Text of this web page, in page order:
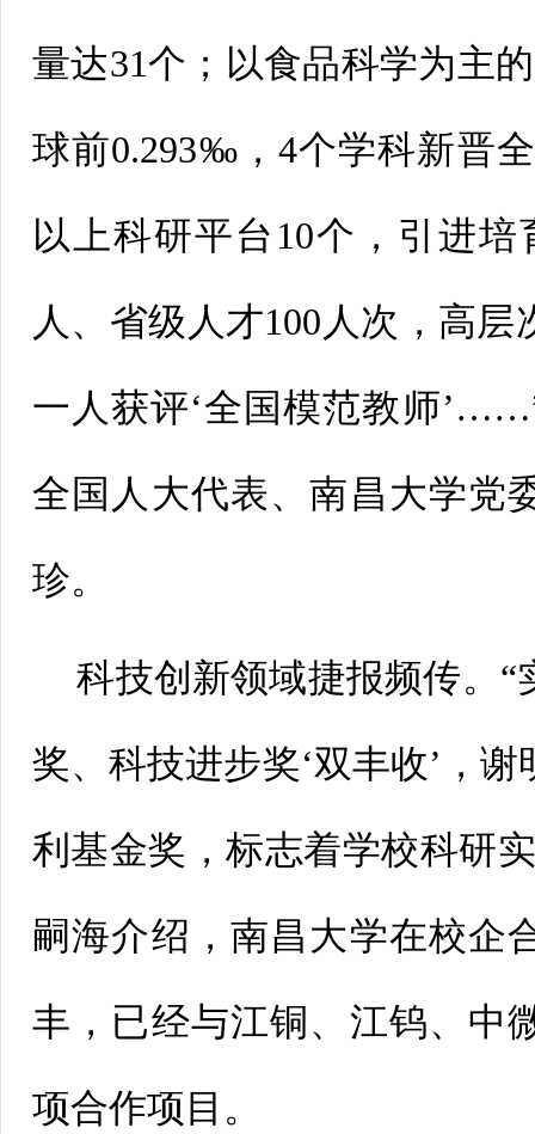
量达31个；以食品科学为主
球前0.293‰，4个学科新晋
以上科研平台10个，引进
人、省级人才100人次，高层
一人获评‘全国模范教师
全国人大代表、南昌大学党
珍。
科技创新领域捷报频传。“
奖、科技进步奖‘双丰收’，
利基金奖，标志着学校科研
嗣海介绍，南昌大学在校企
丰，已经与江铜、江钨、中
项合作项目。